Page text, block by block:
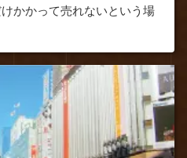
かかって売れないという場